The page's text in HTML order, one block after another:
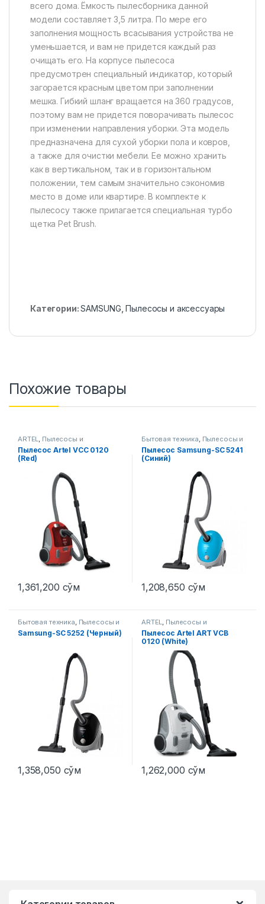
всего дома. Ёмкость пылесборника данной
модели составляет 3,5 литра. По мере его
заполнения мощность всасывания устройства не
уменьшается, и вам не придется каждый раз
очищать его. На корпусе пылесоса
предусмотрен специальный индикатор, который
загорается красным цветом при заполнении
мешка. Гибкий шланг вращается на 360 градусов,
поэтому вам не придется поворачивать пылесос
при изменении направления уборки. Эта модель
предназначена для сухой уборки пола и ковров,
а также для очистки мебели. Ее можно хранить
как в вертикальном, так и в горизонтальном
положении, тем самым значительно сэкономив
место в доме или квартире. В комплекте к
пылесосу также прилагается специальная турбо
щетка Pet Brush.
Категории:SAMSUNG ,Пылесосы и аксессуары
Похожие товары
ARTEL, Пылесосы и
аксессуары
Пылесос Artel VCC 0120
(Red)
1,361,200 сўм
Бытовая техника, Пылесосы и
аксессуары
Пылесос Samsung-SC 5241
(Синий)
1,208,650 сўм
Бытовая техника, Пылесосы и
аксессуары
Samsung-SC 5252 (Черный)
1,358,050 сўм
ARTEL, Пылесосы и
аксессуары
Пылесос Artel ART VCB
0120 (White)
1,262,000 сўм